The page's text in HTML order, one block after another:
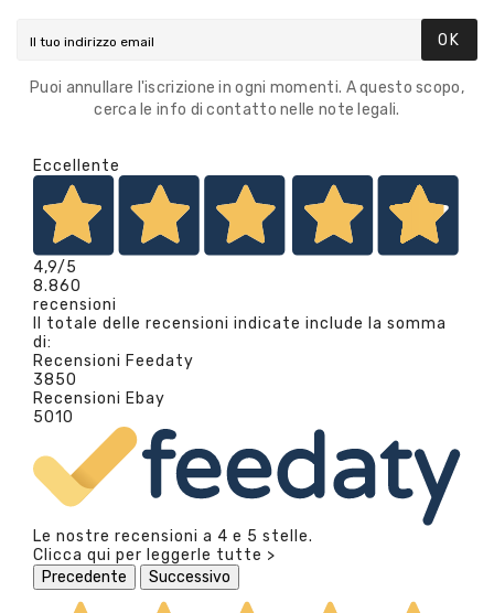
OK
Puoi annullare l'iscrizione in ogni momenti. A questo scopo,
cerca le info di contatto nelle note legali.
Eccellente
4,9/5
8.860
recensioni
Il totale delle recensioni indicate include la somma
di:
Recensioni Feedaty
3850
Recensioni Ebay
5010
Le nostre recensioni a 4 e 5 stelle.
Clicca qui per leggerle tutte >
Precedente
Successivo